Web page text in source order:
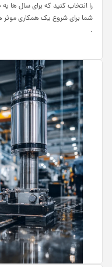
را انتخاب کنید که برای سال‌ ها
شما برای شروع یک همکاری
.